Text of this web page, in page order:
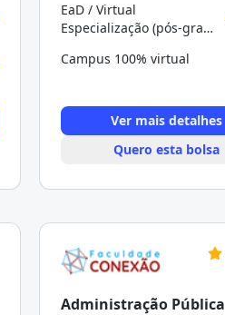
EaD / Virtual
Especialização (pós-graduação)
Campus 100% virtual
Ver mais detalhes
Quero esta bolsa
Administração Pública